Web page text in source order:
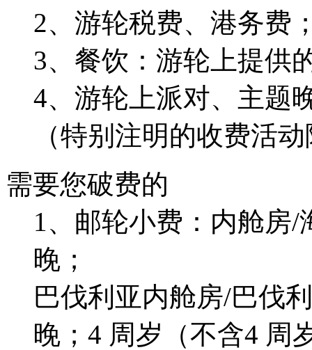
2、游轮税费、港务费
3、餐饮：游轮上提供
4、游轮上派对、主题
（特别注明的收费活
需要您破费的
1、邮轮小费：内舱房/
晚；
巴伐利亚内舱房/巴伐
晚；4 周岁（不含4 周